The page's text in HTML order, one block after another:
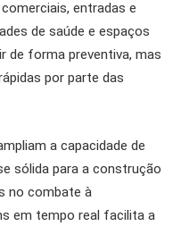
entradas e
de saúde e espaços
de forma preventiva, mas
por parte das
a capacidade de
sólida para a construção
no combate à
em tempo real facilita a